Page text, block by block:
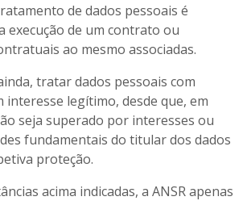
de dados pessoais é
execução de um contrato ou
ao mesmo associadas.
tratar dados pessoais com
legítimo, desde que, em
seja superado por interesses ou
fundamentais do titular dos dados
proteção.
acima indicadas, a ANSR apenas